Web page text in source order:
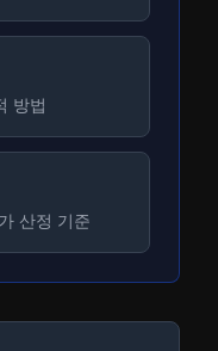
방법
산정 기준